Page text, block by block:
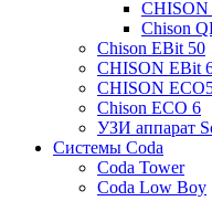
Chison
Chison EBit 50
CHISON EBit
CHISON
Chison ECO 6
УЗИ аппарат
Системы Coda
Coda Tower
Coda Low Boy